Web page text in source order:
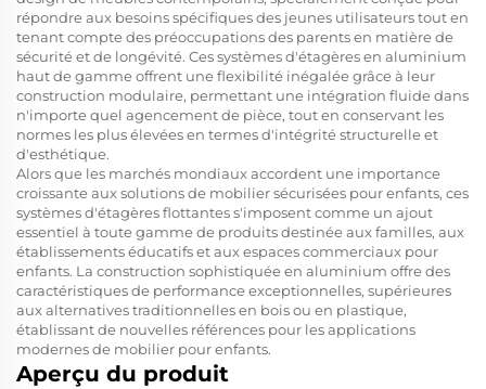
répondre aux besoins spécifiques des jeunes utilisateurs tout en
tenant compte des préoccupations des parents en matière de
sécurité et de longévité. Ces systèmes d'étagères en aluminium
haut de gamme offrent une flexibilité inégalée grâce à leur
construction modulaire, permettant une intégration fluide dans
n'importe quel agencement de pièce, tout en conservant les
normes les plus élevées en termes d'intégrité structurelle et
d'esthétique.
Alors que les marchés mondiaux accordent une importance
croissante aux solutions de mobilier sécurisées pour enfants, ces
systèmes d'étagères flottantes s'imposent comme un ajout
essentiel à toute gamme de produits destinée aux familles, aux
établissements éducatifs et aux espaces commerciaux pour
enfants. La construction sophistiquée en aluminium offre des
caractéristiques de performance exceptionnelles, supérieures
aux alternatives traditionnelles en bois ou en plastique,
établissant de nouvelles références pour les applications
modernes de mobilier pour enfants.
Aperçu du produit